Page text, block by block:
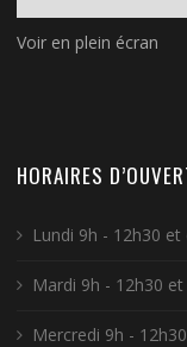
Voir en plein écran
HORAIRES
Lundi 9h - 12h30
Mardi 9h - 12h30
Mercredi 9h -